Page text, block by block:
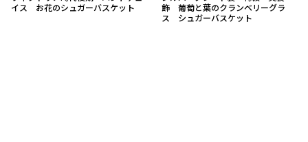
イス お花のシュガーバスケット
飾 葡萄と葉のクランベリーグラ
ス シュガーバスケット